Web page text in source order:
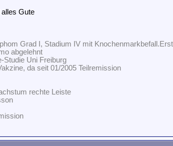
Gute
Grad I, Stadium IV mit
abgelehnt
Studie Uni Freiburg
da seit 01/2005 Teilremission
rechte Leiste